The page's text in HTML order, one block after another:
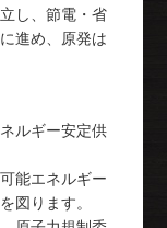
し、節電・省
進め、原発は
ルギー安定供
能エネルギー
図ります。